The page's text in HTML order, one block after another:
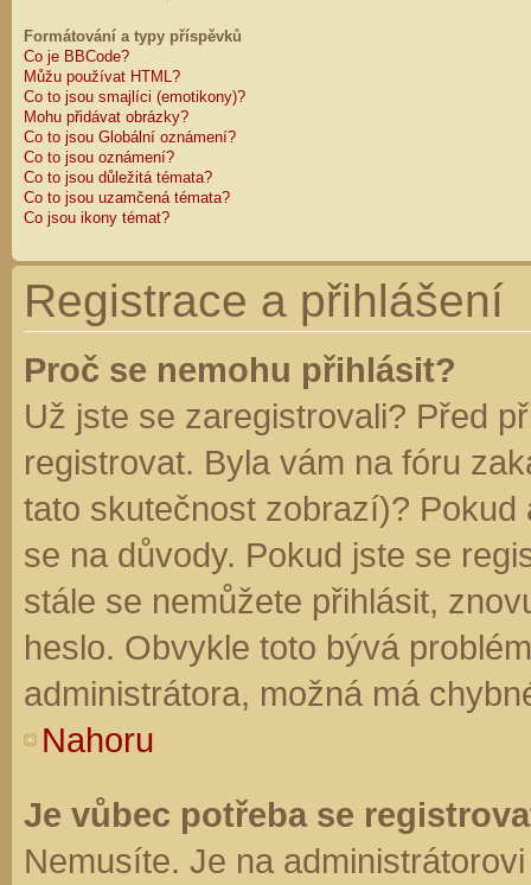
Formátování a typy příspěvků
Co je BBCode?
Můžu používat HTML?
Co to jsou smajlíci (emotikony)?
Mohu přidávat obrázky?
Co to jsou Globální oznámení?
Co to jsou oznámení?
Co to jsou důležitá témata?
Co to jsou uzamčená témata?
Co jsou ikony témat?
Registrace a přihlášení
Proč se nemohu přihlásit?
Už jste se zaregistrovali? Před
registrovat. Byla vám na fóru
tato skutečnost zobrazí)?
se na důvody. Pokud jste se
stále se nemůžete přihlásit,
heslo. Obvykle toto bývá
administrátora, možná má
Nahoru
Je vůbec potřeba se
Nemusíte. Je na